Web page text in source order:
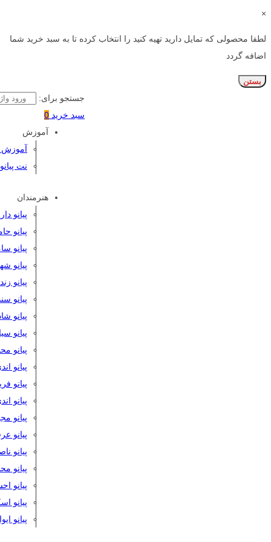
×
لطفا محصولی که تمایل دارید تهیه کنید را انتخاب کرده تا به سبد خرید شما
اضافه گردد
بستن
جستجو برای:
سبد خرید 0
آموزش
آموزش
نت پیانو
هنرمندان
پیانو
پیانو
پیانو
پیانو
پیانو
پیانو
پیانو
پیانو
پیانو
پیانو
پیانو
پیانو
پیانو
پیانو
پیانو
پیانو
پیانو
پیانو
پیانو